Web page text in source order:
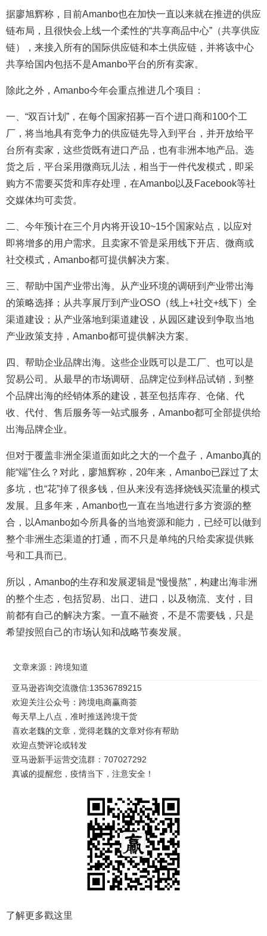
据廖旭辉称，目前Amanbo也在加快一直以来就在推进的供应
链布局，且很快会上线一个柔性的“共享商品中心”（共享供应
链），来接入所有的国际供应链和本土供应链，并将该中心
共享给国内包括不是Amanbo平台的所有卖家。
除此之外，Amanbo今年会重点推进几个项目：
一、“双百计划”，在每个国家招募一百个进口商和100个工
厂，将当地具有竞争力的供应链先导入到平台，并开放给平
台所有卖家，这些货既有进口产品，也有非洲本地产品。选
货之后，平台采用微商玩儿法，相当于一件代发模式，即采
购方不需要买货和库存处理，在Amanbo以及Facebook等社
交媒体均可卖货。
二、今年预计在三个月内将开设10~15个国家站点，以应对
即将增多的用户需求。且卖家不管是采用线下开店、微商或
社交模式，Amanbo都可提供解决方案。
三、帮助中国产业带出海。从产业环境的调研到产业带出海
的策略选择；从共享展厅到产业OSO（线上+社交+线下）全
渠道建设；从产业落地到渠道建设，从园区建设到争取当地
产业政策支持，Amanbo都可提供解决方案。
四、帮助企业品牌出海。这些企业既可以是工厂、也可以是
贸易公司。从最早的市场调研、品牌定位到样品试销，到整
个品牌出海的经销体系的建设，甚至包括库存、仓储、代
收、代付、售后服务等一站式服务，Amanbo都可全部提供给
出海品牌企业。
但对于覆盖非洲全渠道面如此之大的一个盘子，Amanbo真的
能“端”住么？对此，廖旭辉称，20年来，Amanbo已踩过了太
多坑，也“花”掉了很多钱，但从来没有选择烧钱买流量的模式
发展。且多年来，Amanbo也一直在当地进行多方资源的整
合，以Amanbo如今所具备的当地资源和能力，已经可以做到
整个非洲生态渠道的打通，而不只是单纯的只给卖家提供账
号和工具而已。
所以，Amanbo的生存和发展逻辑是“慢慢熬”，构建出海非洲
的整个生态，包括贸易、出口、进口，以及物流、支付，目
前都有自己的解决方案。一直不融资，不是不需要钱，只是
希望按照自己的市场认知和战略节奏发展。
文章来源：跨境知道
亚马逊咨询交流微信:13536789215
欢迎关注公众号：跨境电商赢商荟
每天早上八点，准时推送跨境干货
喜欢老魏的文章，觉得老魏的文章对你有帮助
欢迎点赞评论或转发
亚马逊新手运营交流群：707027292
真诚的提醒您，疫情当下，注意安全！
了解更多戳这里